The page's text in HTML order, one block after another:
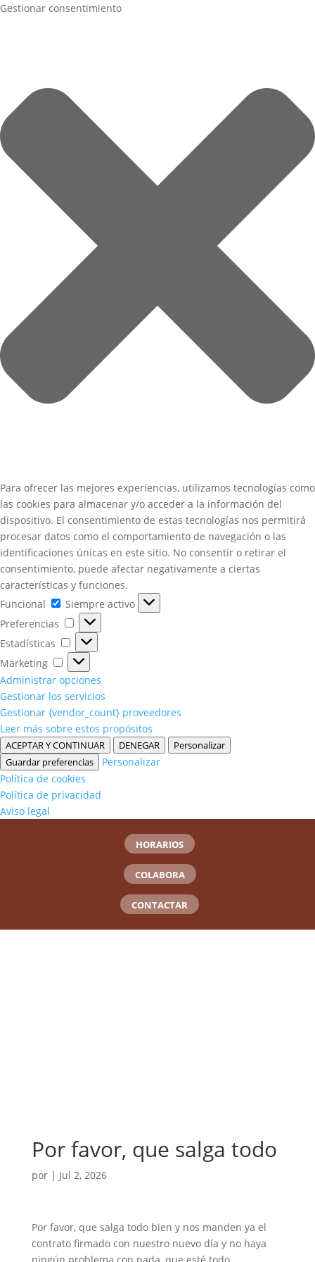
Gestionar consentimiento
Para ofrecer las mejores experiencias, utilizamos tecnologías como
las cookies para almacenar y/o acceder a la información del
dispositivo. El consentimiento de estas tecnologías nos permitirá
procesar datos como el comportamiento de navegación o las
identificaciones únicas en este sitio. No consentir o retirar el
consentimiento, puede afectar negativamente a ciertas
características y funciones.
Funcional
Funcional
Siempre activo
Preferencias
Preferencias
Estadísticas
Estadísticas
Marketing
Marketing
Administrar opciones
Gestionar los servicios
Gestionar {vendor_count} proveedores
Leer más sobre estos propósitos
ACEPTAR Y CONTINUAR DENEGAR
Personalizar
Guardar preferencias
Personalizar
Política de cookies
Política de privacidad
Aviso legal
HORARIOS
COLABORA
CONTACTAR
Por favor, que salga todo
por | Jul 2, 2026
Por favor, que salga todo bien y nos manden ya el
contrato firmado con nuestro nuevo día y no haya
ningún problema con nada, que esté todo